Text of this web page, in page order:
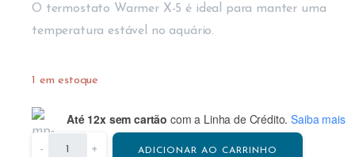
O termostato Warmer X-5 é ideal para manter uma
temperatura estável no aquário.
1 em estoque
Até 12x sem cartão com a Linha de Crédito. Saiba mais
- + ADICIONAR AO CARRINHO